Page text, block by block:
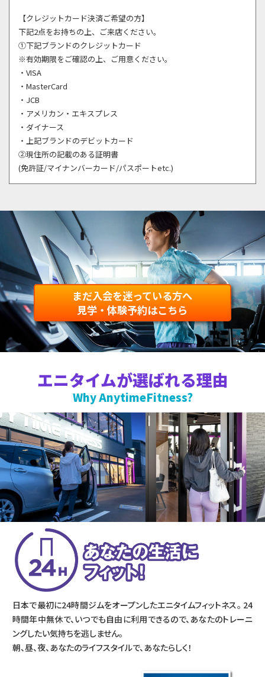
【クレジットカード決済ご希望の方】
下記2点をお持ちの上、ご来店ください。
①下記ブランドのクレジットカード
※有効期限をご確認の上、ご用意ください。
・VISA
・MasterCard
・JCB
・アメリカン・エキスプレス
・ダイナース
・上記ブランドのデビットカード
②現住所の記載のある証明書
(免許証/マイナンバーカード/パスポートetc.)
まだ入会を迷っている方へ
見学・体験予約はこちら
エニタイムが選ばれる理由
Why AnytimeFitness?
日本で最初に24時間ジムをオープンしたエニタイムフィットネス。 24
時間年中無休で、いつでも自由に利用できるので、あなたのトレーニ
ングしたい気持ちを逃しません。
朝、昼、夜、あなたのライフスタイルで、あなたらしく！